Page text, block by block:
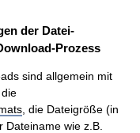
der Datei-
Prozess
sind allgemein mit
, die Dateigröße (in
wie z.B.